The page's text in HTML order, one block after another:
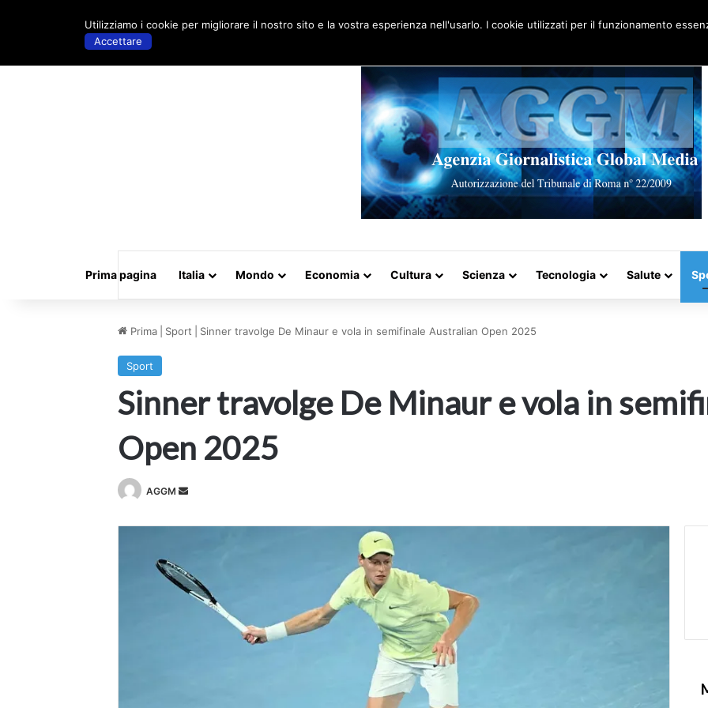
Artigo aleatório
Prima pagina Italia Mondo Economia Cultura Scienza Tecnologia Salute
Prima Sport Sinner travolge De Minaur e vola in semifinale Australian Open 2025
Sport
Sinner travolge De Minaur e vola in
Open 2025
AGGM
Invia
Utilizziamo i cookie per migliorare il nostro sito e la vostra esperienza nell'usarlo. I cookie utilizzati per il funzionamento
Accettare